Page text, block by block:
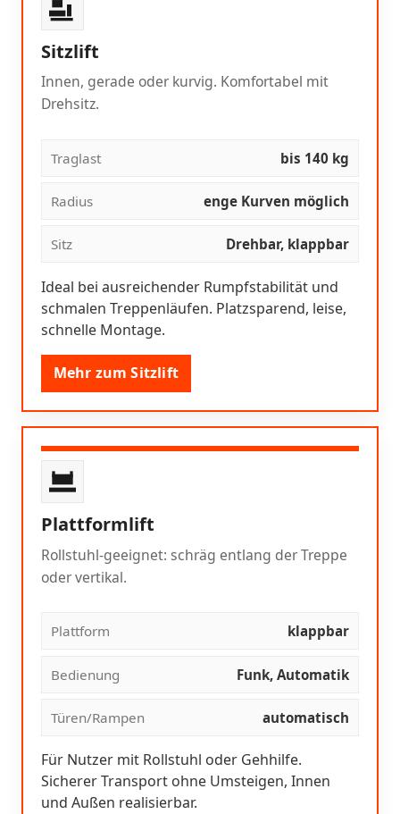
Sitzlift
Innen, gerade oder kurvig. Komfortabel mit
Drehsitz.
Traglast bis 140 kg
Radius enge Kurven möglich
Sitz Drehbar, klappbar
Ideal bei ausreichender Rumpfstabilität und
schmalen Treppenläufen. Platzsparend, leise,
schnelle Montage.
Mehr zum Sitzlift
Plattformlift
Rollstuhl-geeignet: schräg entlang der Treppe
oder vertikal.
Plattform klappbar
Bedienung Funk, Automatik
Türen/Rampen automatisch
Für Nutzer mit Rollstuhl oder Gehhilfe.
Sicherer Transport ohne Umsteigen, Innen
und Außen realisierbar.